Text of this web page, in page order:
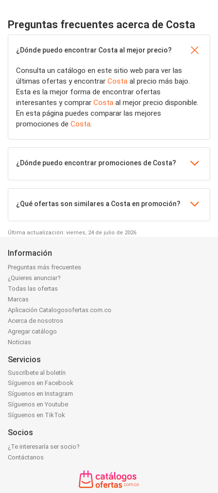
Preguntas frecuentes acerca de Costa
¿Dónde puedo encontrar Costa al mejor precio?
Consulta un catálogo en este sitio web para ver las
últimas ofertas y encontrar Costa al precio más bajo.
Esta es la mejor forma de encontrar ofertas
interesantes y comprar Costa al mejor precio disponible.
En esta página puedes comparar las mejores
promociones de Costa.
¿Dónde puedo encontrar promociones de Costa?
¿Qué ofertas son similares a Costa en promoción?
Última actualización: viernes, 24 de julio de 2026
Información
Preguntas más frecuentes
¿Quieres anunciar?
Todas las ofertas
Marcas
Aplicación Catalogosofertas.com.co
Acerca de nosotros
Agregar catálogo
Noticias
Servicios
Suscríbete al boletín
Síguenos en Facebook
Síguenos en Instagram
Síguenos en Youtube
Síguenos en TikTok
Socios
¿Te interesaría ser socio?
Contáctanos